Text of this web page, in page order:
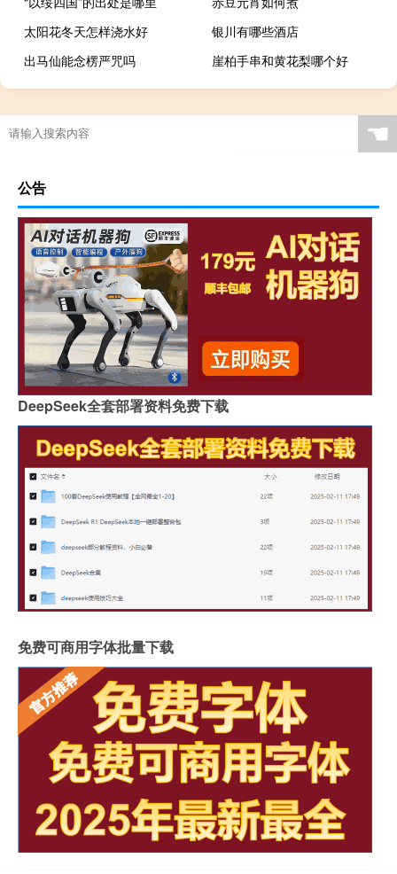
太阳花冬天怎样浇水好
银川有哪些酒店
出马仙能念楞严咒吗
崖柏手串和黄花梨哪个好
氨纶面料是什么
☚
公告
DeepSeek全套部署资料免费下载
免费可商用字体批量下载